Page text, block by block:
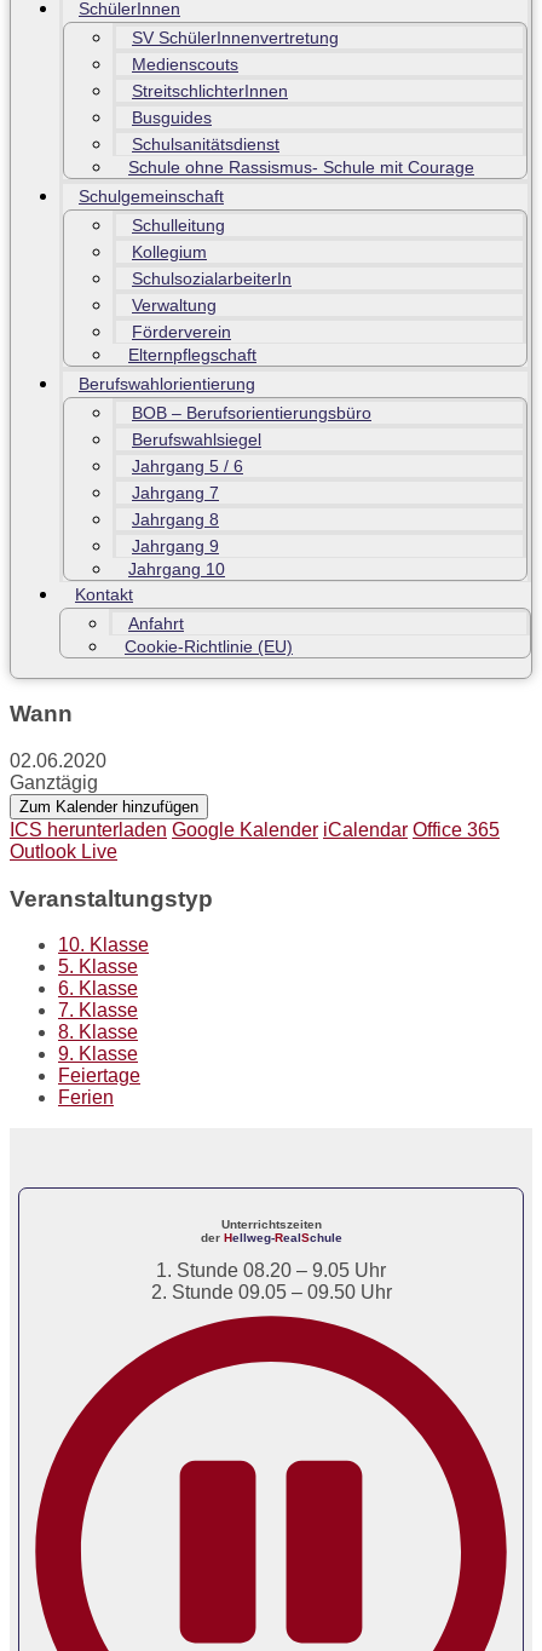
SchülerInnen
SV SchülerInnenvertretung
Medienscouts
StreitschlichterInnen
Busguides
Schulsanitätsdienst
Schule ohne Rassismus- Schule mit Courage
Schulgemeinschaft
Schulleitung
Kollegium
SchulsozialarbeiterIn
Verwaltung
Förderverein
Elternpflegschaft
Berufswahlorientierung
BOB – Berufsorientierungsbüro
Berufswahlsiegel
Jahrgang 5 / 6
Jahrgang 7
Jahrgang 8
Jahrgang 9
Jahrgang 10
Kontakt
Anfahrt
Cookie-Richtlinie (EU)
Wann
02.06.2020
Ganztägig
Zum Kalender hinzufügen
ICS herunterladen Google Kalender iCalendar Office 365
Outlook Live
Veranstaltungstyp
10. Klasse
5. Klasse
6. Klasse
7. Klasse
8. Klasse
9. Klasse
Feiertage
Ferien
Unterrichtszeiten
der Hellweg-RealSchule
1. Stunde 08.20 – 9.05 Uhr
2. Stunde 09.05 – 09.50 Uhr